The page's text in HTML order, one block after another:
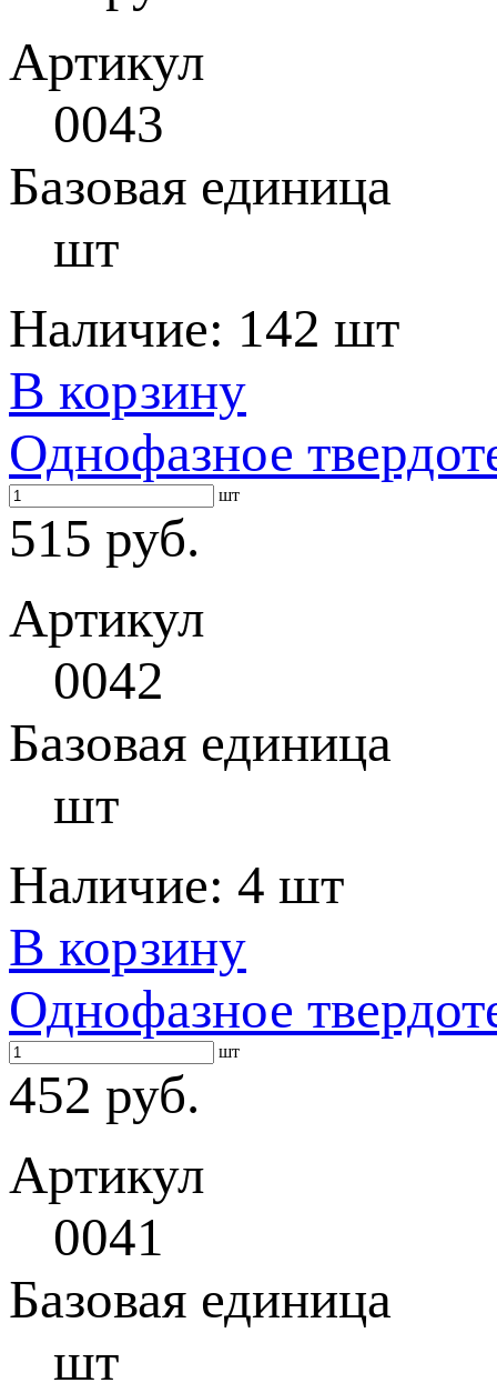
Артикул
0043
Базовая единица
шт
Наличие: 142 шт
В корзину
Однофазное
шт
515 руб.
Артикул
0042
Базовая единица
шт
Наличие: 4 шт
В корзину
Однофазное
шт
452 руб.
Артикул
0041
Базовая единица
шт